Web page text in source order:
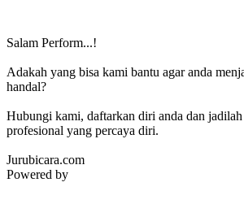
Salam Perform...!
Adakah yang bisa kami bantu agar anda
handal?
Hubungi kami, daftarkan diri anda dan jadilah
profesional yang percaya diri.
Jurubicara.com
Powered by